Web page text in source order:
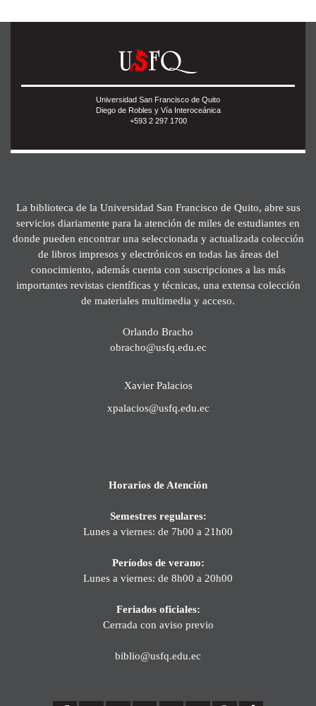
Universidad San Francisco de Quito
Diego de Robles y Vía Interoceánica
+593 2 297 1700
La biblioteca de la Universidad San Francisco de Quito, abre sus
servicios diariamente para la atención de miles de estudiantes en
donde pueden encontrar una seleccionada y actualizada colección
de libros impresos y electrónicos en todas las áreas del
conocimiento, además cuenta con suscripciones a las más
importantes revistas científicas y técnicas, una extensa colección
de materiales multimedia y acceso.
Orlando Bracho
obracho@usfq.edu.ec
Xavier Palacios
xpalacios@usfq.edu.ec
Horarios de Atención
Semestres regulares:
Lunes a viernes: de 7h00 a 21h00
Períodos de verano:
Lunes a viernes: de 8h00 a 20h00
Feriados oficiales:
Cerrada con aviso previo
biblio@usfq.edu.ec